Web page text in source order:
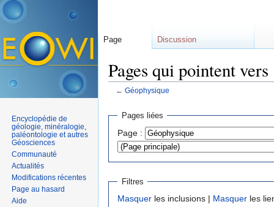
Pages qui pointent
← Géophysique
Pages liées
Page :
Filtres
Masquer les inclusions | Masquer les
Page Discussion
Encyclopédie de
géologie, minéralogie,
paléontologie et autres
Géosciences
Communauté
Actualités
Modifications récentes
Page au hasard
Aide